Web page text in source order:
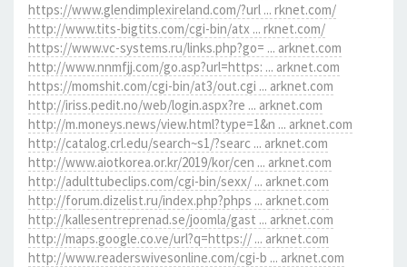
https://www.glendimplexireland.com/?url ... rknet.com/
http://www.tits-bigtits.com/cgi-bin/atx ... rknet.com/
https://www.vc-systems.ru/links.php?go= ... arknet.com
http://www.nnmfjj.com/go.asp?url=https: ... arknet.com
https://momshit.com/cgi-bin/at3/out.cgi ... arknet.com
http://iriss.pedit.no/web/login.aspx?re ... arknet.com
http://m.moneys.news/view.html?type=1&n ... arknet.com
http://catalog.crl.edu/search~s1/?searc ... arknet.com
http://www.aiotkorea.or.kr/2019/kor/cen ... arknet.com
http://adulttubeclips.com/cgi-bin/sexx/ ... arknet.com
http://forum.dizelist.ru/index.php?phps ... arknet.com
http://kallesentreprenad.se/joomla/gast ... arknet.com
http://maps.google.co.ve/url?q=https:// ... arknet.com
http://www.readerswivesonline.com/cgi-b ... arknet.com